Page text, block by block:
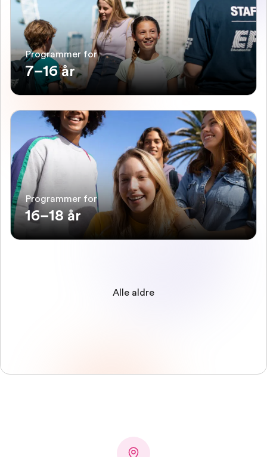
Programmer for
7–16 år
Programmer for
16–18 år
Alle aldre